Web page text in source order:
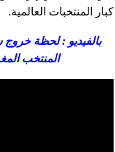
كبار المنتخبات العالمية.
بالفيديو : لحظة خروج
المنتخب